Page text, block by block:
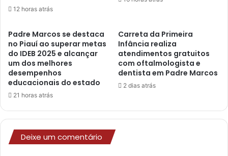
12 horas atrás
Padre Marcos se destaca
no Piauí ao superar metas
do IDEB 2025 e alcançar
um dos melhores
desempenhos
educacionais do estado
21 horas atrás
Carreta da Primeira
Infância realiza
atendimentos gratuitos
com oftalmologista e
dentista em Padre Marcos
2 dias atrás
Deixe um comentário